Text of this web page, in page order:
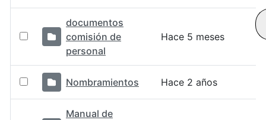
documentos
comisión de
personal
Hace 5 meses
Nombramientos Hace 2 años
Manual de